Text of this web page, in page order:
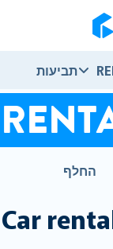
תביעות
החלף
Car